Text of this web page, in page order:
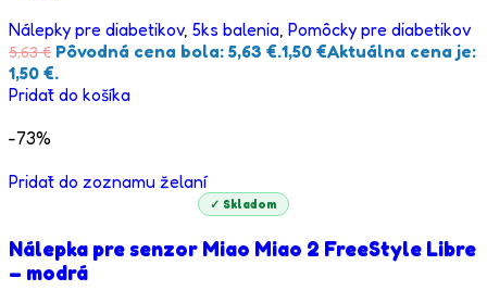
Nálepky pre diabetikov, 5ks balenia, Pomôcky pre diabetikov
5,63€ Pôvodná cena bola: 5,63 €.1,50 €Aktuálna cena je:
1,50 €.
Pridať do košíka
-73%
Pridať do zoznamu želaní
✓ Skladom
Nálepka pre senzor Miao Miao 2 FreeStyle Libre
– modrá